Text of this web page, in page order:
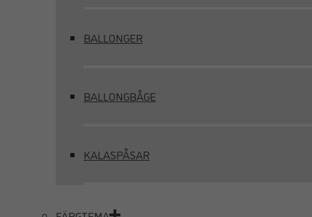
BALLONGER
BALLONGBÅGE
KALASPÅSAR